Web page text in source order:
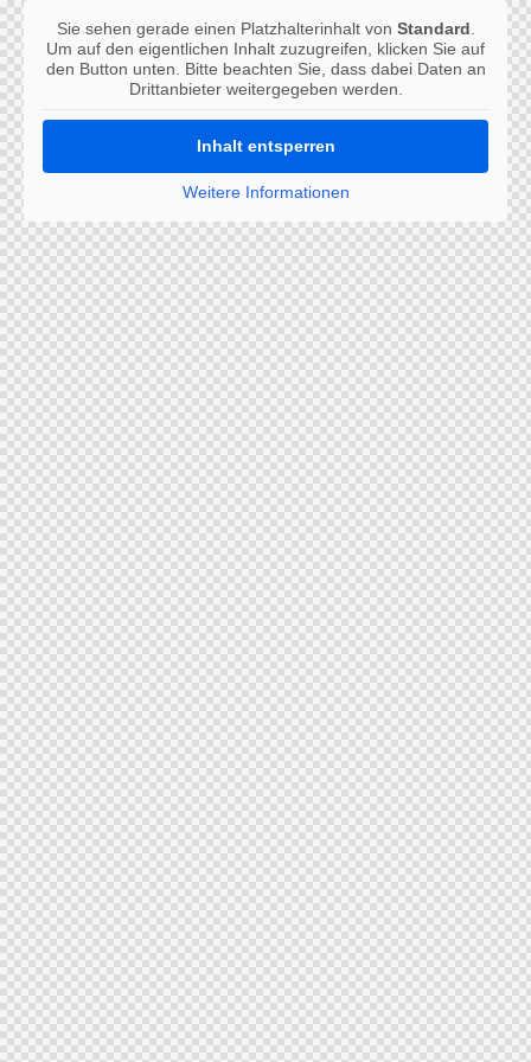
Sie sehen gerade einen Platzhalterinhalt von Standard
Um auf den eigentlichen Inhalt zuzugreifen, klicken Sie auf
den Button unten. Bitte beachten Sie, dass dabei Daten an
Drittanbieter weitergegeben werden.
Inhalt entsperren
Weitere Informationen